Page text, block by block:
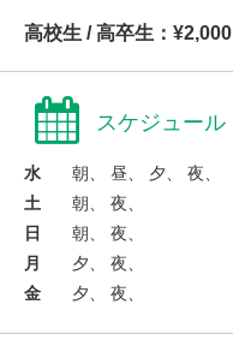
高校生 / 高卒生：¥2,000
スケジュール
水
朝、 昼、 夕、 夜、
土
朝、 夜、
日
朝、 夜、
月
夕、 夜、
金
夕、 夜、